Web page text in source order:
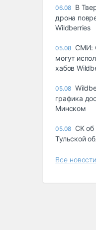
06.08 В
дрона
Wildberries
05.08 СМИ:
могут
хабов
05.08
графика
Минском
05.08 СК об
Тульской
Все новости